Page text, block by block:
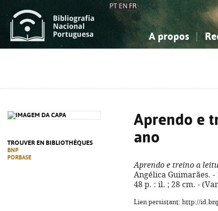
PT EN FR
A propos
TROUVER EN BIBLIOTHÈQUES
BNP
PORBASE
Aprendo e
ano
Aprendo e treino a
Angélica Guimarães. -
48 p. : il. ; 28 cm. -
Lien persistant: http://